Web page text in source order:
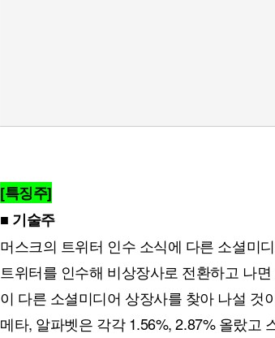
[특징주]
■ 기술주
머스크의 트위터 인수 소식에 다른 소셜미
트위터를 인수해 비상장사로 전환하고 나
이 다른 소셜미디어 상장사를 찾아 나설 것
메타, 알파벳은 각각 1.56%, 2.87% 올랐고